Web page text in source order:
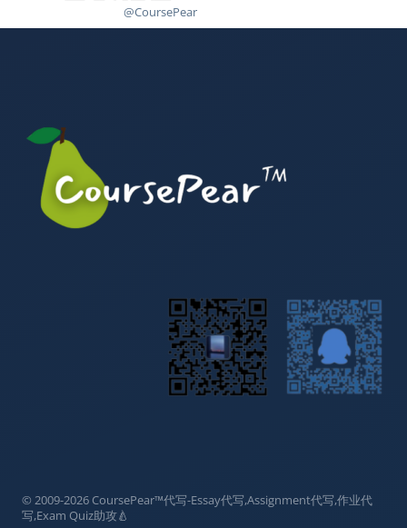
@CoursePear
© 2009-2026 CoursePear™代写-Essay代写,Assignment代写,作业代
写,Exam Quiz助攻🍐